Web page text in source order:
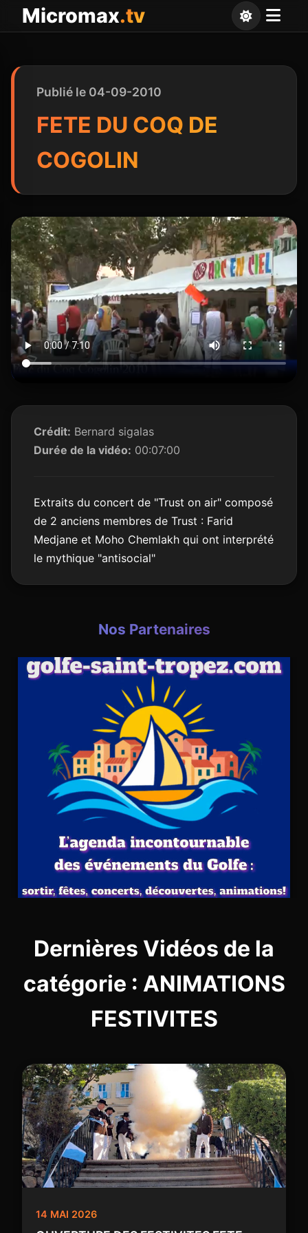
Micromax.tv
Publié le 04-09-2010
FETE DU COQ DE
COGOLIN
Crédit: Bernard sigalas
Durée de la vidéo: 00:07:00
Extraits du concert de "Trust on air" composé
de 2 anciens membres de Trust : Farid
Medjane et Moho Chemlakh qui ont interprété
le mythique "antisocial"
Nos Partenaires
Dernières Vidéos de la
catégorie : ANIMATIONS
FESTIVITES
14 MAI 2026
Panneau de gestion des cookies